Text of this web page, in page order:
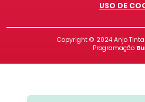
USO DE
Copyright © 2024Anjo
Programação